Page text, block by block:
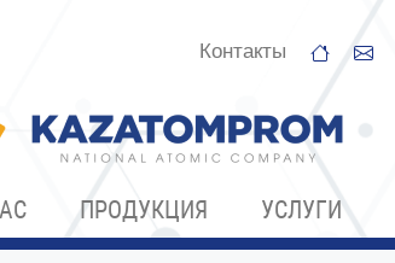
Контакты
ПРОДУКЦИЯ УСЛУГИ